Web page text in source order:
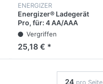
ENERGIZER
Energizer® Ladegerät
Pro, für: 4 AA/AAA
Vergriffen
25,18 € *
pro Seite